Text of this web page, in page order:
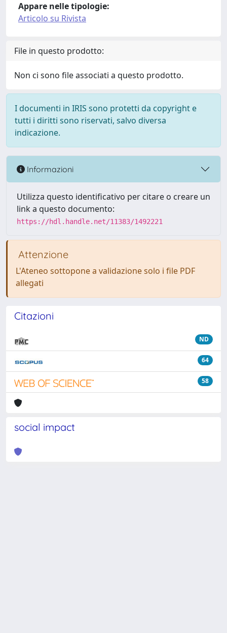
Appare nelle tipologie:
Articolo su Rivista
File in questo prodotto:
Non ci sono file associati a questo prodotto.
I documenti in IRIS sono protetti da copyright e
tutti i diritti sono riservati, salvo diversa
indicazione.
Informazioni
Utilizza questo identificativo per citare o creare un
link a questo documento:
https://hdl.handle.net/11383/1492221
Attenzione
L'Ateneo sottopone a validazione solo i file PDF
allegati
Citazioni
ND
64
58
social impact